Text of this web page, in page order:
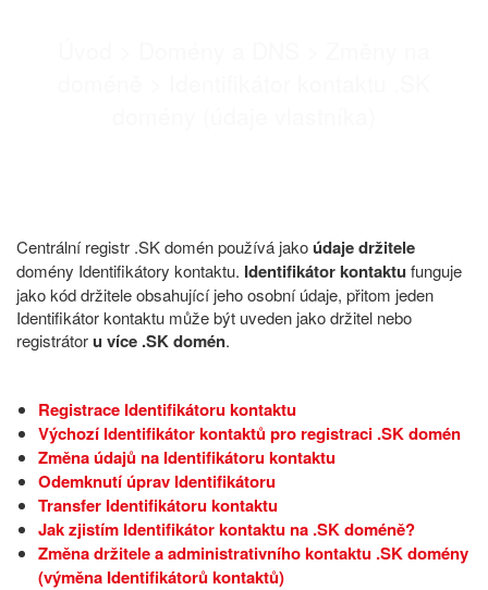
Centrální registr .SK domén používá jakoúdaje držitele
domény Identifikátory kontaktu. Identifikátor kontaktu funguje
jako kód držitele obsahující jeho osobní údaje, přitom jeden
Identifikátor kontaktu může být uveden jako držitel nebo
registrátoru více .SK domén.
Registrace Identifikátoru kontaktu
Výchozí Identifikátor kontaktů pro registraci .SK domén
Změna údajů na Identifikátoru kontaktu
Odemknutí úprav Identifikátoru
Transfer Identifikátoru kontaktu
Jak zjistím Identifikátor kontaktu na .SK doméně?
Změna držitele a administrativního kontaktu .SK domény
(výměna Identifikátorů kontaktů)